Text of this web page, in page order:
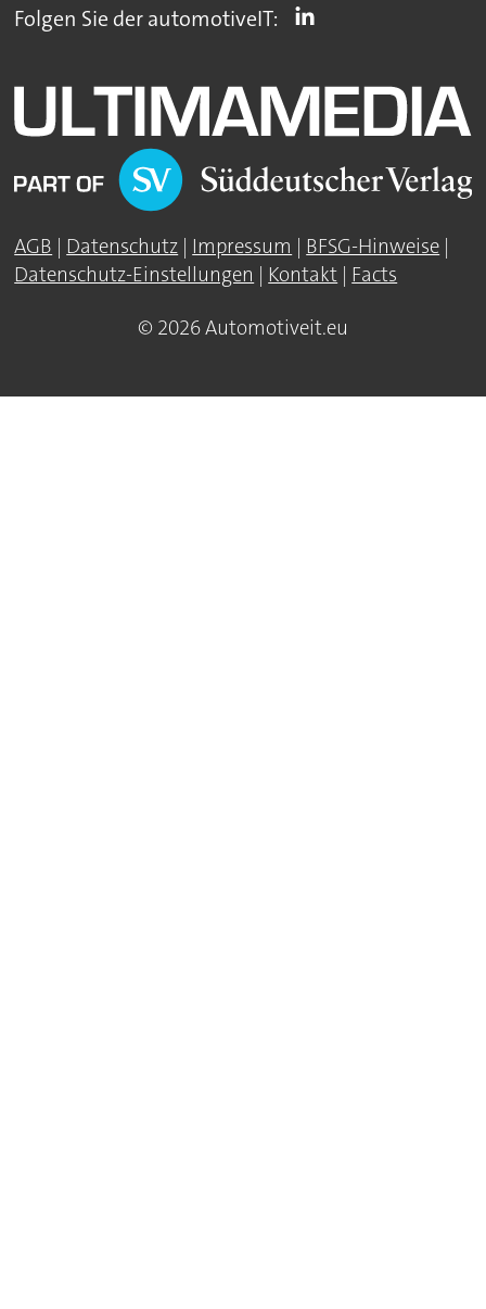
Folgen Sie der automotiveIT:
AGB | Datenschutz | Impressum | BFSG-Hinweise |
Datenschutz-Einstellungen | Kontakt | Facts
© 2026 Automotiveit.eu